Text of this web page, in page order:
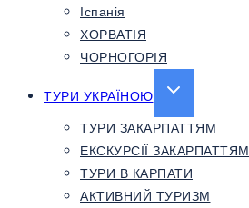
Іспанія
ХОРВАТІЯ
ЧОРНОГОРІЯ
ТУРИ УКРАЇНОЮ
EXPAND
MENU
ТУРИ ЗАКАРПАТТЯМ
ЕКСКУРСІЇ ЗАКАРПАТТЯМ
ТУРИ В КАРПАТИ
АКТИВНИЙ ТУРИЗМ